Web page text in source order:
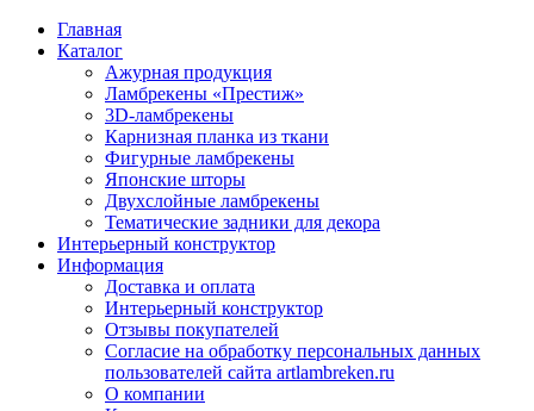
Главная
Каталог
Ажурная продукция
Ламбрекены «Престиж»
3D-ламбрекены
Карнизная планка из ткани
Фигурные ламбрекены
Японские шторы
Двухслойные ламбрекены
Тематические задники для декора
Интерьерный конструктор
Информация
Доставка и оплата
Интерьерный конструктор
Отзывы покупателей
Согласие на обработку персональных данных
пользователей сайта artlambreken.ru
О компании